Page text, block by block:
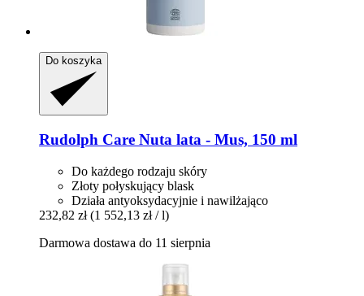
Do koszyka
Rudolph Care Nuta lata -​ Mus, 150 ml
Do każdego rodzaju skóry
Złoty połyskujący blask
Działa antyoksydacyjnie i nawilżająco
232,82 zł (1 552,13 zł / l)
Darmowa dostawa do 11 sierpnia